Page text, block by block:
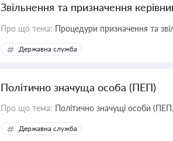
Звільнення та призначення
Про що тема: Процедури призначення та
Державна служба
Політично значуща особа (ПЕП)
Про що тема: Політично значущі особи
Державна служба